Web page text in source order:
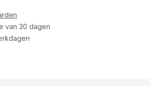
van 30 dagen